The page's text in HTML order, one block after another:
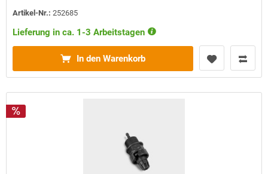
Artikel-Nr.:252685
Lieferung in ca. 1-3 Arbeitstagen
In den Warenkorb